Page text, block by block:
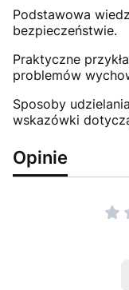
Podstawowa
bezpieczeństwie.
Praktyczne
problemów
Sposoby
wskazówki
Opinie